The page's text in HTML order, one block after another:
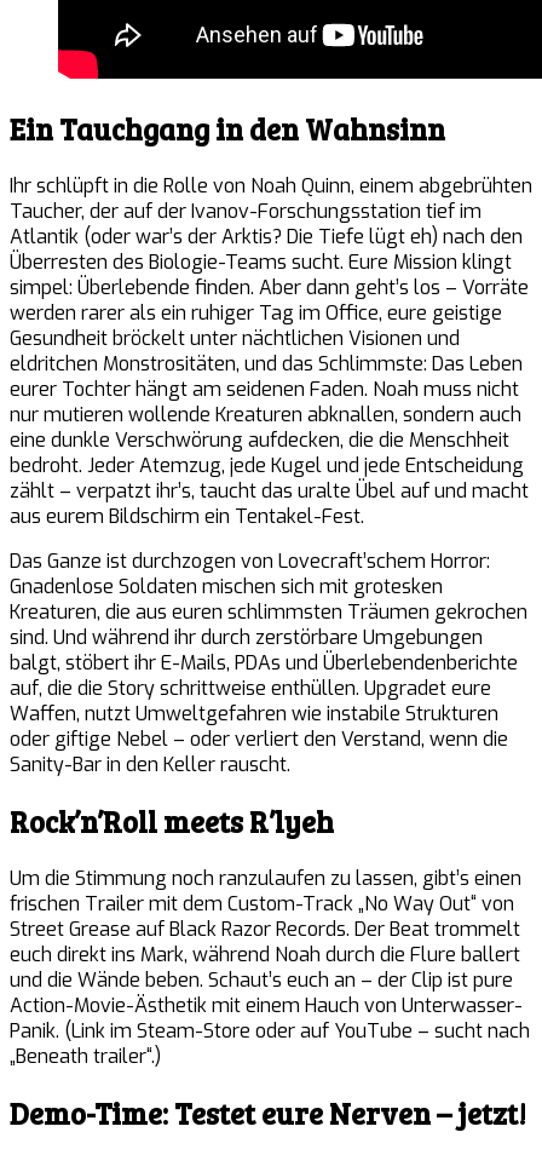
Ein Tauchgang in den Wahnsinn
Ihr schlüpft in die Rolle von Noah Quinn, einem abgebrühten
Taucher, der auf der Ivanov-Forschungsstation tief im
Atlantik (oder war’s der Arktis? Die Tiefe lügt eh) nach den
Überresten des Biologie-Teams sucht. Eure Mission klingt
simpel: Überlebende finden. Aber dann geht’s los – Vorräte
werden rarer als ein ruhiger Tag im Office, eure geistige
Gesundheit bröckelt unter nächtlichen Visionen und
eldritchen Monstrositäten, und das Schlimmste: Das Leben
eurer Tochter hängt am seidenen Faden. Noah muss nicht
nur mutieren wollende Kreaturen abknallen, sondern auch
eine dunkle Verschwörung aufdecken, die die Menschheit
bedroht. Jeder Atemzug, jede Kugel und jede Entscheidung
zählt – verpatzt ihr’s, taucht das uralte Übel auf und macht
aus eurem Bildschirm ein Tentakel-Fest.
Das Ganze ist durchzogen von Lovecraft’schem Horror:
Gnadenlose Soldaten mischen sich mit grotesken
Kreaturen, die aus euren schlimmsten Träumen gekrochen
sind. Und während ihr durch zerstörbare Umgebungen
balgt, stöbert ihr E-Mails, PDAs und Überlebendenberichte
auf, die die Story schrittweise enthüllen. Upgradet eure
Waffen, nutzt Umweltgefahren wie instabile Strukturen
oder giftige Nebel – oder verliert den Verstand, wenn die
Sanity-Bar in den Keller rauscht.
Rock’n’Roll meets R’lyeh
Um die Stimmung noch ranzulaufen zu lassen, gibt’s einen
frischen Trailer mit dem Custom-Track „No Way Out“ von
Street Grease auf Black Razor Records. Der Beat trommelt
euch direkt ins Mark, während Noah durch die Flure ballert
und die Wände beben. Schaut’s euch an – der Clip ist pure
Action-Movie-Ästhetik mit einem Hauch von Unterwasser-
Panik. (Link im Steam-Store oder auf YouTube – sucht nach
„Beneath trailer“.)
Demo-Time: Testet eure Nerven – jetzt!